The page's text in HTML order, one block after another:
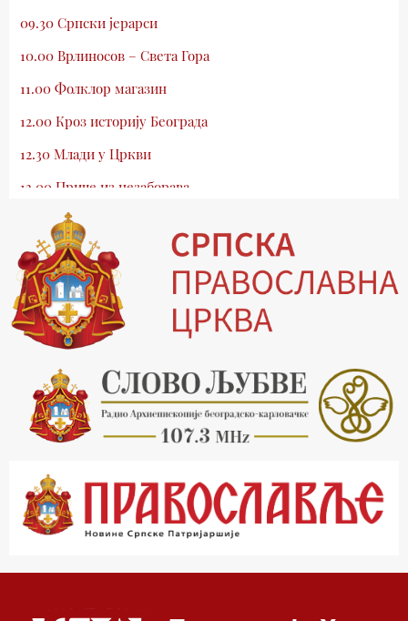
09.30 Српски јерарси
10.00 Врлиносов – Света Гора
11.00 Фолклор магазин
12.00 Кроз историју Београда
12.30 Млади у Цркви
13.00 Приче из незаборава
13.30 Храм културе
14.00 Питања и одговори
15.03 Беседа Патријарха Порфирија
15.15 Молитве
15.30 Манастири на Косову и Метохији
16.03 Српска историјска читанка
16.30 Тврђаве Дунава
17.03 Бит – емисија Ненада Гугла
17.30 Приче из незаборава
18.03 Врлинослов